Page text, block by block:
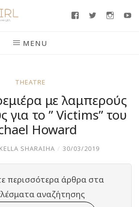
FacebookTwitter
MENU
THEATRE
με λαμπερούς
για το ” Victims” του
Howard
SHARAIHA / 30/03/2019
περισσότερα άρθρα στα
αναζήτησης